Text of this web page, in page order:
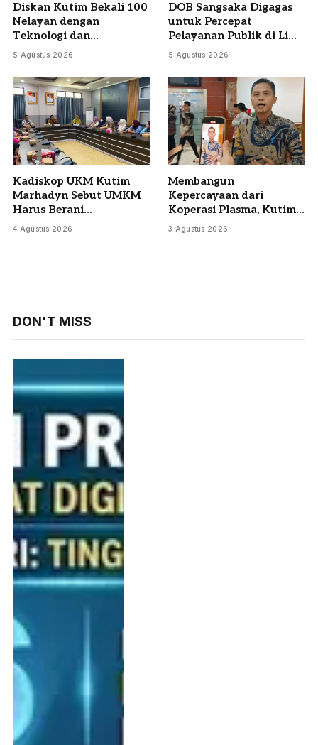
Diskan Kutim Bekali 100
Nelayan dengan
Teknologi dan
Manajemen Perikanan
5 Agustus 2026
DOB Sangsaka Digagas
untuk Percepat
Pelayanan Publik di Lima
Kecamatan
5 Agustus 2026
Kadiskop UKM Kutim
Marhadyn Sebut UMKM
Harus Berani
Berkembang Tanpa
4 Agustus 2026
Membangun
Kepercayaan dari
Koperasi Plasma, Kutim
Siapkan Audit
3 Agustus 2026
DON'T MISS